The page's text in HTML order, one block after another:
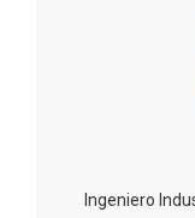
Ingeniero
IGP Morcilla